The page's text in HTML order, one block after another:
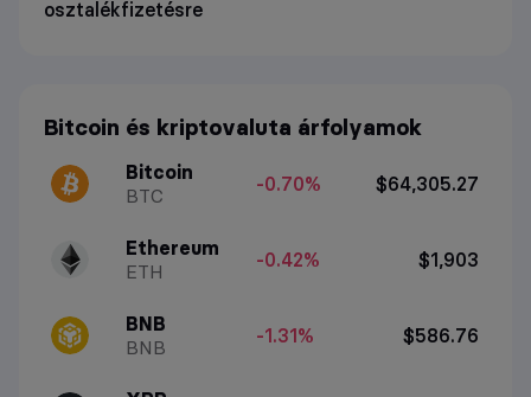
osztalékfizetésre
Bitcoin és kriptovaluta árfolyamok
Bitcoin
BTC
-0.70% $64,305.27
Ethereum
ETH
-0.42% $1,903
BNB
BNB
-1.31% $586.76